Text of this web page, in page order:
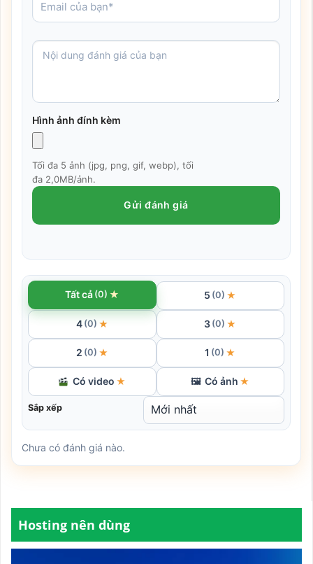
Hình ảnh đính kèm
Tối đa 5 ảnh (jpg, png, gif, webp), tối
đa 2,0MB/ảnh.
Gửi đánh giá
Tất cả (0) ★ 5 (0) ★
4 (0) ★ 3 (0) ★
2 (0) ★ 1 (0) ★
Có video ★ 🖼 Có ảnh ★
Sắp xếp
Chưa có đánh giá nào.
Hosting nên dùng